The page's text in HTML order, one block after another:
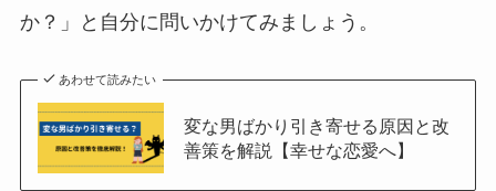
か？」と自分に問いかけてみましょう。
あわせて読みたい
変な男ばかり引き寄せる原因と改
善策を解説【幸せな恋愛へ】